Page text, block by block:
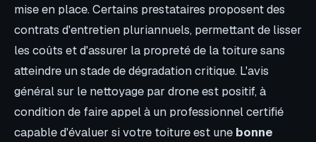
mise en place. Certains prestataires proposent des
contrats d'entretien pluriannuels, permettant de lisser
les coûts et d'assurer la propreté de la toiture sans
atteindre un stade de dégradation critique. L'avis
général sur le nettoyage par drone est positif, à
condition de faire appel à un professionnel certifié
capable d'évaluer si votre toiture est une bonne